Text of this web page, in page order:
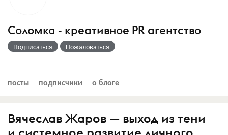
Соломка - креативное PR агентство
Подписаться Пожаловаться
посты подписчики о блоге
Вячеслав Жаров — выход из тени